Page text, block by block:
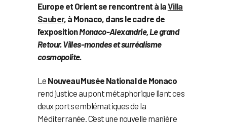
Europe et Orient se rencontrent à laVilla
Sauber, à Monaco, dans le cadre de
l’expositionMonaco-Alexandrie, Le grand
Retour. Villes-mondes et surréalisme
cosmopolite.
Le Nouveau Musée National de Monaco
rend justice au pont métaphorique liant ces
deux ports emblématiques de la
Méditerranée. C’est une nouvelle manière